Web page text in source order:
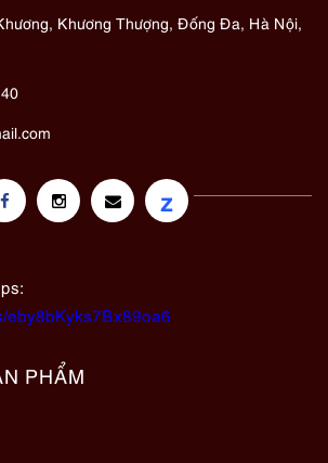
Khương Thượng, Đống Đa, Hà Nội,
z
eby8bKyks7Bx89oa6
PHẨM